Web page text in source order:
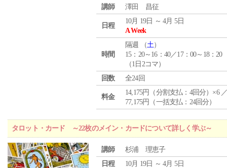
講師 澤田 昌征
日程
10月 19日 ～ 4月 5日
A Week
時間
隔週 （土）
15：20～16：40／17：00～18：20
（1日2コマ）
回数
全24回
料金
14,175円（分割支払：4回分）×6
77,175円（一括支払：24回分）
タロット・カード ～22枚のメイン・カードについて詳しく学ぶ～
講師
杉浦 理恵子
日程
10月 19日 ～ 4月 5日